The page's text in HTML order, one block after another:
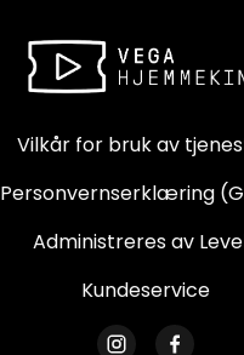
Vilkår for bruk av
Personvernserklæring
Administreres av
Kundeservice